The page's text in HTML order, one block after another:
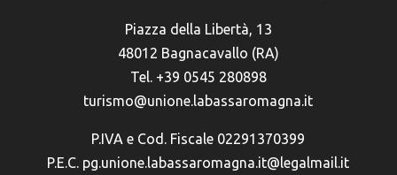
Piazza della Libertà, 13
48012 Bagnacavallo (RA)
Tel. +39 0545 280898
turismo@unione.labassaromagna.it
P.IVA e Cod. Fiscale 02291370399
P.E.C. pg.unione.labassaromagna.it@legalmail.it